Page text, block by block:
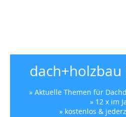
» Aktuelle Themen für
» 12 x im
» kostenlos &